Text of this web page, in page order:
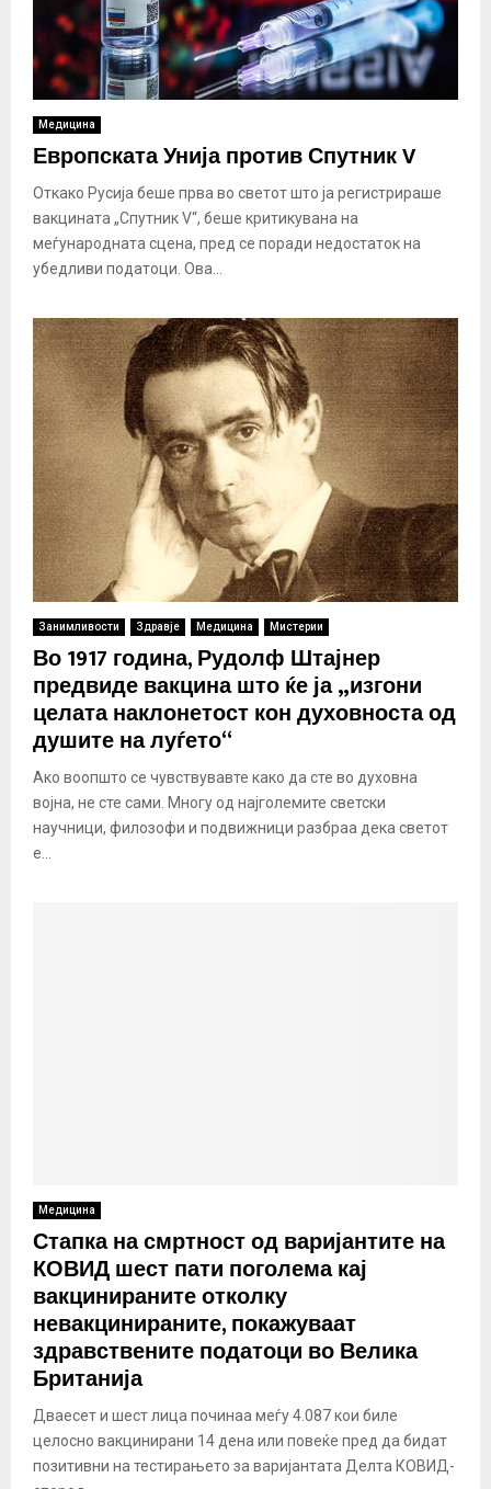
Медицина
Европската Унија против Спутник V
Откако Русија беше прва во светот што ја регистрираше
вакцината „Спутник V“, беше критикувана на
меѓународната сцена, пред се поради недостаток на
убедливи податоци. Ова...
Занимливости Здравје Медицина Мистерии
Во 1917 година, Рудолф Штајнер
предвиде вакцина што ќе ја „изгони
целата наклонетост кон духовноста од
душите на луѓето“
Ако воопшто се чувствувавте како да сте во духовна
војна, не сте сами. Многу од најголемите светски
научници, филозофи и подвижници разбраа дека светот
е...
Медицина
Стапка на смртност од варијантите на
КОВИД шест пати поголема кај
вакцинираните отколку
невакцинираните, покажуваат
здравствените податоци во Велика
Британија
Дваесет и шест лица починаа меѓу 4.087 кои биле
целосно вакцинирани 14 дена или повеќе пред да бидат
позитивни на тестирањето за варијантата Делта КОВИД-